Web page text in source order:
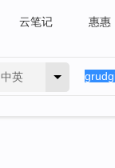
云笔记 惠惠
中英